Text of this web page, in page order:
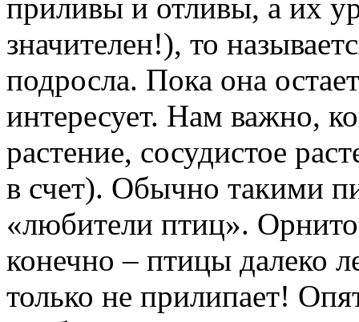
приливы и отливы, а их
значителен!), то
подросла. Пока она
интересует. Нам важно,
растение, сосудистое
в счет). Обычно такими
«любители птиц».
конечно – птицы далеко
только не прилипает!